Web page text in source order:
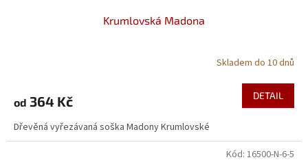
Krumlovská Madona
je
z
5
Skladem do 10 dnů
od 364 Kč DETAIL
Dřevěná vyřezávaná soška Madony Krumlovské
Kód: 16500-N-6-5